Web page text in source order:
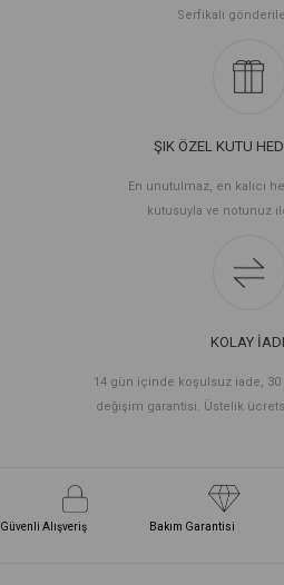
Serfikalı
ŞIK ÖZEL KUTU
En unutulmaz, en kalıcı
kutusuyla ve notunuz
KOLAY
14 gün içinde koşulsuz iade,
değişim garantisi. Üstelik
Güvenli Alışveriş Bakım Garantisi